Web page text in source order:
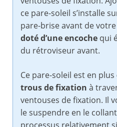
ce pare-soleil s’installe
pare-brise avant de
doté d’une encoche qui
du rétroviseur avant.
Ce pare-soleil est en plus
trous de fixation à
ventouses de fixation. Il
le suspendre en le